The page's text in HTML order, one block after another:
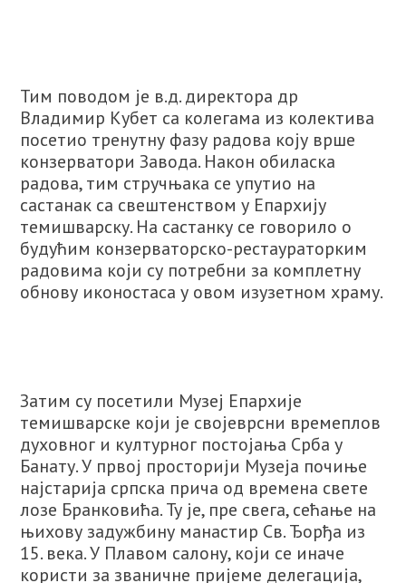
Тим поводом је в.д. директора др
Владимир Кубет са колегама из колектива
посетиo тренутну фазу радова коју врше
конзерватори Завода. Након обиласка
радова, тим стручњака се упутиo на
састанак са свештенством у Eпархију
темишварску. На састанку се говорило о
будућим конзерваторско-рестаураторким
радовима који су потребни за комплетну
обнову иконостаса у овом изузетном храму.
Затим су посетили Музеј Епархије
темишварске који је својеврсни времеплов
духовног и културног постојања Срба у
Банату. У првој просторији Музеја почиње
најстарија српска прича од времена свете
лозе Бранковића. Ту је, пре свега, сећање на
њихову задужбину манастир Св. Ђорђа из
15. века. У Плавом салону, који се иначе
користи за званичне пријеме делегација,